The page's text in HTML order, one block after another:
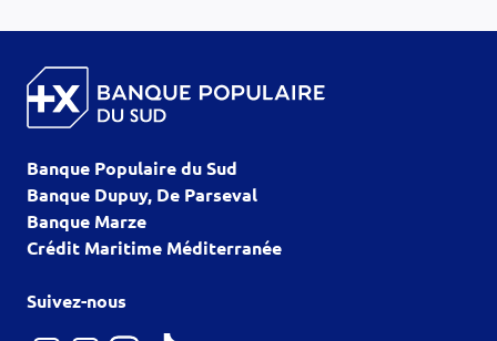
Banque Populaire du Sud
Banque Dupuy, De Parseval
Banque Marze
Crédit Maritime Méditerranée
Suivez-nous